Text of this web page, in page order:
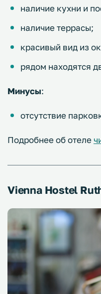
наличие кухни и
наличие террасы;
красивый вид из
рядом находятся
Минусы:
отсутствие
Подробнее об отеле
Vienna Hostel